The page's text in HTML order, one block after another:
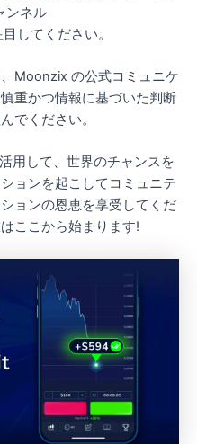
ンネル
してください。
Moonzix の公式コミュニケ
重かつ情報に基づいた判断
でください。
用して、世界のチャンスを
ョンを起こしてコミュニテ
ョンの恩恵を享受してくだ
ここから始まります!